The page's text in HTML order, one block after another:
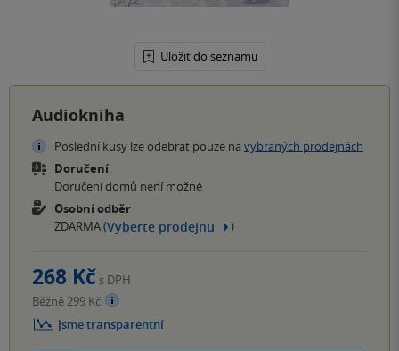
Uložit do seznamu
Audiokniha
Poslední kusy lze odebrat pouze na vybraných prodejnách
Doručení
Doručení domů není možné
Osobní odběr
ZDARMA (Vyberte prodejnu )
268 Kč s DPH
Běžně 299 Kč
Jsme transparentní